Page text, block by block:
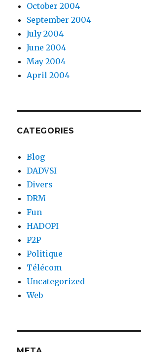
October 2004
September 2004
July 2004
June 2004
May 2004
April 2004
CATEGORIES
Blog
DADVSI
Divers
DRM
Fun
HADOPI
P2P
Politique
Télécom
Uncategorized
Web